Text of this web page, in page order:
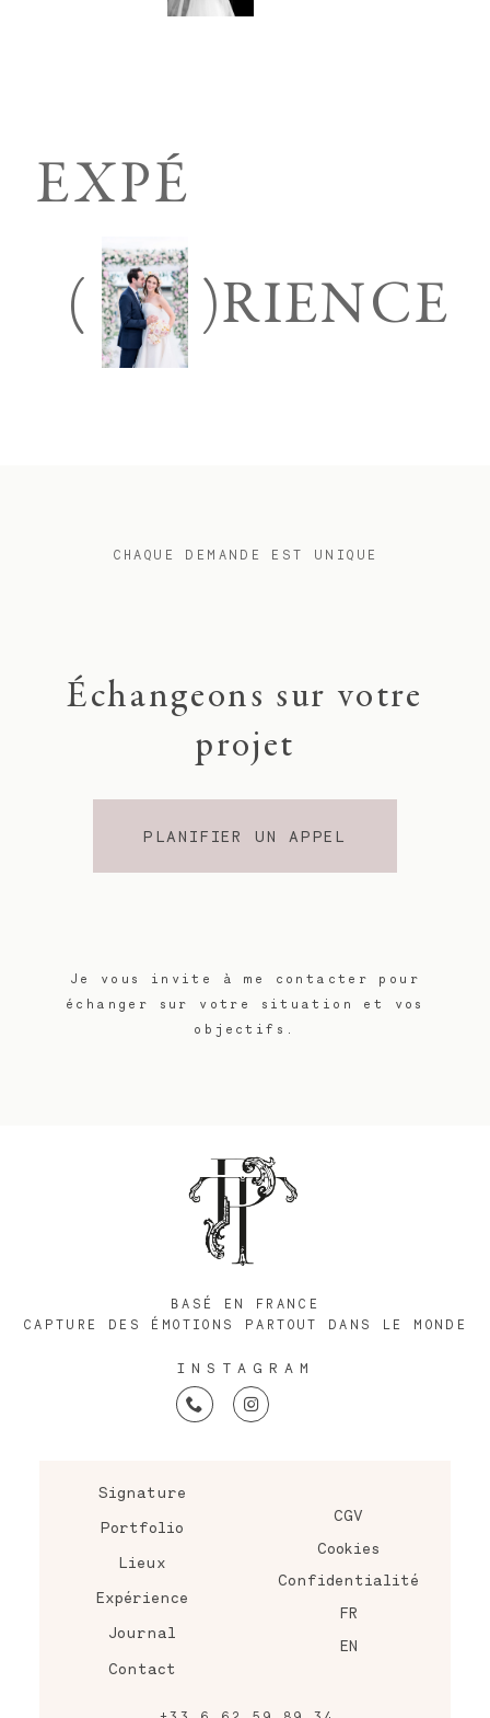
RIENCE
)
(
EXPÉ
CHAQUE DEMANDE EST UNIQUE
Échangeons sur votre
projet
PLANIFIER UN APPEL
Je vous invite à me contacter pour
échanger sur votre situation et vos
objectifs.
Signature
Portfolio
Lieux
Expérience
Journal
Contact
CGV
Cookies
Confidentialité
FR
EN
BASÉ EN FRANCE
CAPTURE DES ÉMOTIONS PARTOUT DANS LE MONDE
INSTAGRAM